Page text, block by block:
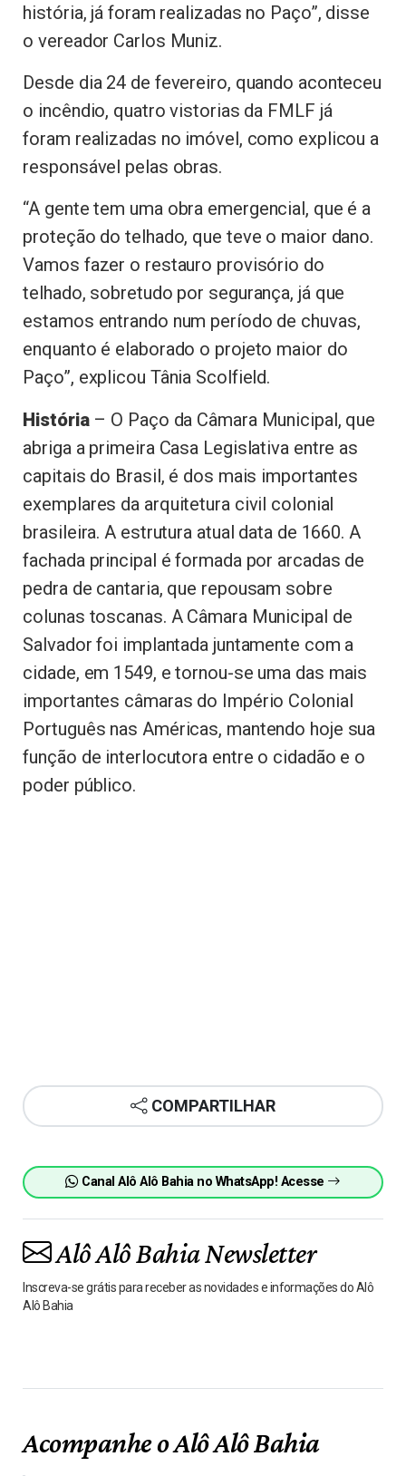
história, já foram realizadas no Paço”, disse
o vereador Carlos Muniz.
Desde dia 24 de fevereiro, quando aconteceu
o incêndio, quatro vistorias da FMLF já
foram realizadas no imóvel, como explicou a
responsável pelas obras.
“A gente tem uma obra emergencial, que é a
proteção do telhado, que teve o maior dano.
Vamos fazer o restauro provisório do
telhado, sobretudo por segurança, já que
estamos entrando num período de chuvas,
enquanto é elaborado o projeto maior do
Paço”, explicou Tânia Scolfield.
História– O Paço da Câmara Municipal, que
abriga a primeira Casa Legislativa entre as
capitais do Brasil, é dos mais importantes
exemplares da arquitetura civil colonial
brasileira. A estrutura atual data de 1660. A
fachada principal é formada por arcadas de
pedra de cantaria, que repousam sobre
colunas toscanas. A Câmara Municipal de
Salvador foi implantada juntamente com a
cidade, em 1549, e tornou-se uma das mais
importantes câmaras do Império Colonial
Português nas Américas, mantendo hoje sua
função de interlocutora entre o cidadão e o
poder público.
COMPARTILHAR
Canal Alô Alô Bahia no WhatsApp! Acesse
Alô Alô Bahia Newsletter
Inscreva-se grátis para receber as novidades e informações do Alô
Alô Bahia
Acompanhe o Alô Alô Bahia